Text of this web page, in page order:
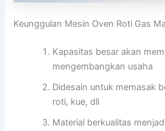
Keunggulan Mesin Oven Roti Gas
Kapasitas besar akan
mengembangkan usaha
Didesain untuk memasak
roti, kue, dll
Material berkualitas